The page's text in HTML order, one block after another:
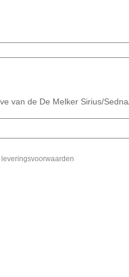
van de De Melker Sirius/
leveringsvoorwaarden